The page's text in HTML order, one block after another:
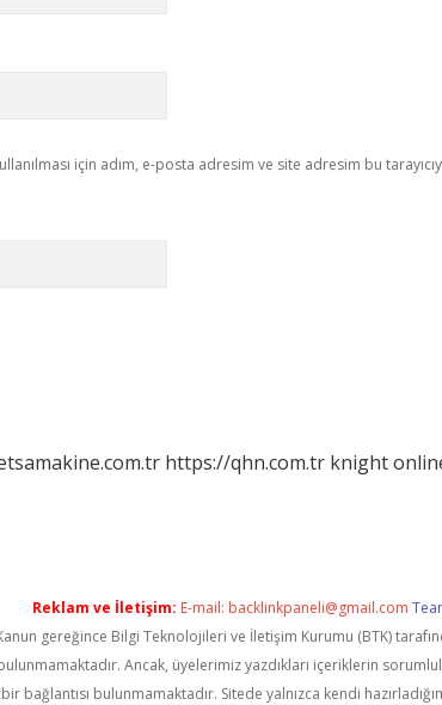
için adım, e-posta adresim ve site adresim bu
https://qhn.com.tr knight
Reklam ve İletişim: E-mail: backlinkpaneli@gmail.com
Kanun gereğince Bilgi Teknolojileri ve İletişim Kurumu (BTK)
Ancak, üyelerimiz yazdıkları içeriklerin
bağlantısı bulunmamaktadır. Sitede yalnızca kendi